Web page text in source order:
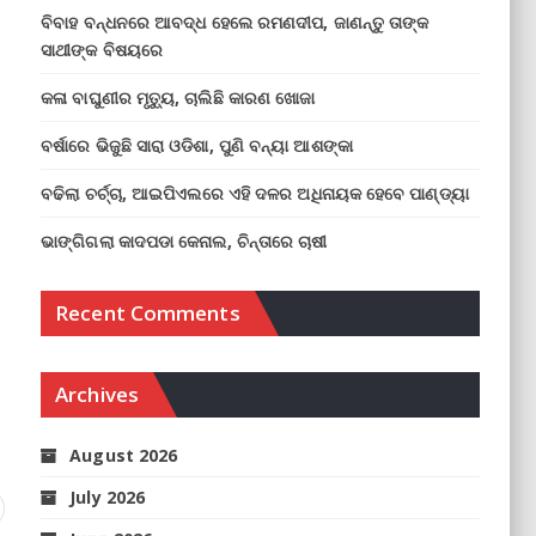
ବିବାହ ବନ୍ଧନରେ ଆବଦ୍ଧ ହେଲେ ରମଣଦୀପ, ଜାଣନ୍ତୁ ତାଙ୍କ
ସାଥୀଙ୍କ ବିଷୟରେ
କଳା ବାଘୁଣୀର ମୃତ୍ୟୁ, ଚାଲିଛି କାରଣ ଖୋଜା
ବର୍ଷାରେ ଭିଜୁଛି ସାରା ଓଡିଶା, ପୁଣି ବନ୍ୟା ଆଶଙ୍କା
ବଢିଲା ଚର୍ଚ୍ଚା, ଆଇପିଏଲରେ ଏହି ଦଳର ଅଧିନାୟକ ହେବେ ପାଣ୍ଡ୍ୟା
ଭାଙ୍ଗିଗଲା କାଦପଡା କେନାଲ, ଚିନ୍ତାରେ ଚାଷୀ
Recent Comments
Archives
August 2026
July 2026